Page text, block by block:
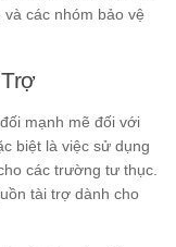
các nhóm bảo vệ
mạnh mẽ đối với
biệt là việc sử dụng
các trường tư thục.
tài trợ dành cho